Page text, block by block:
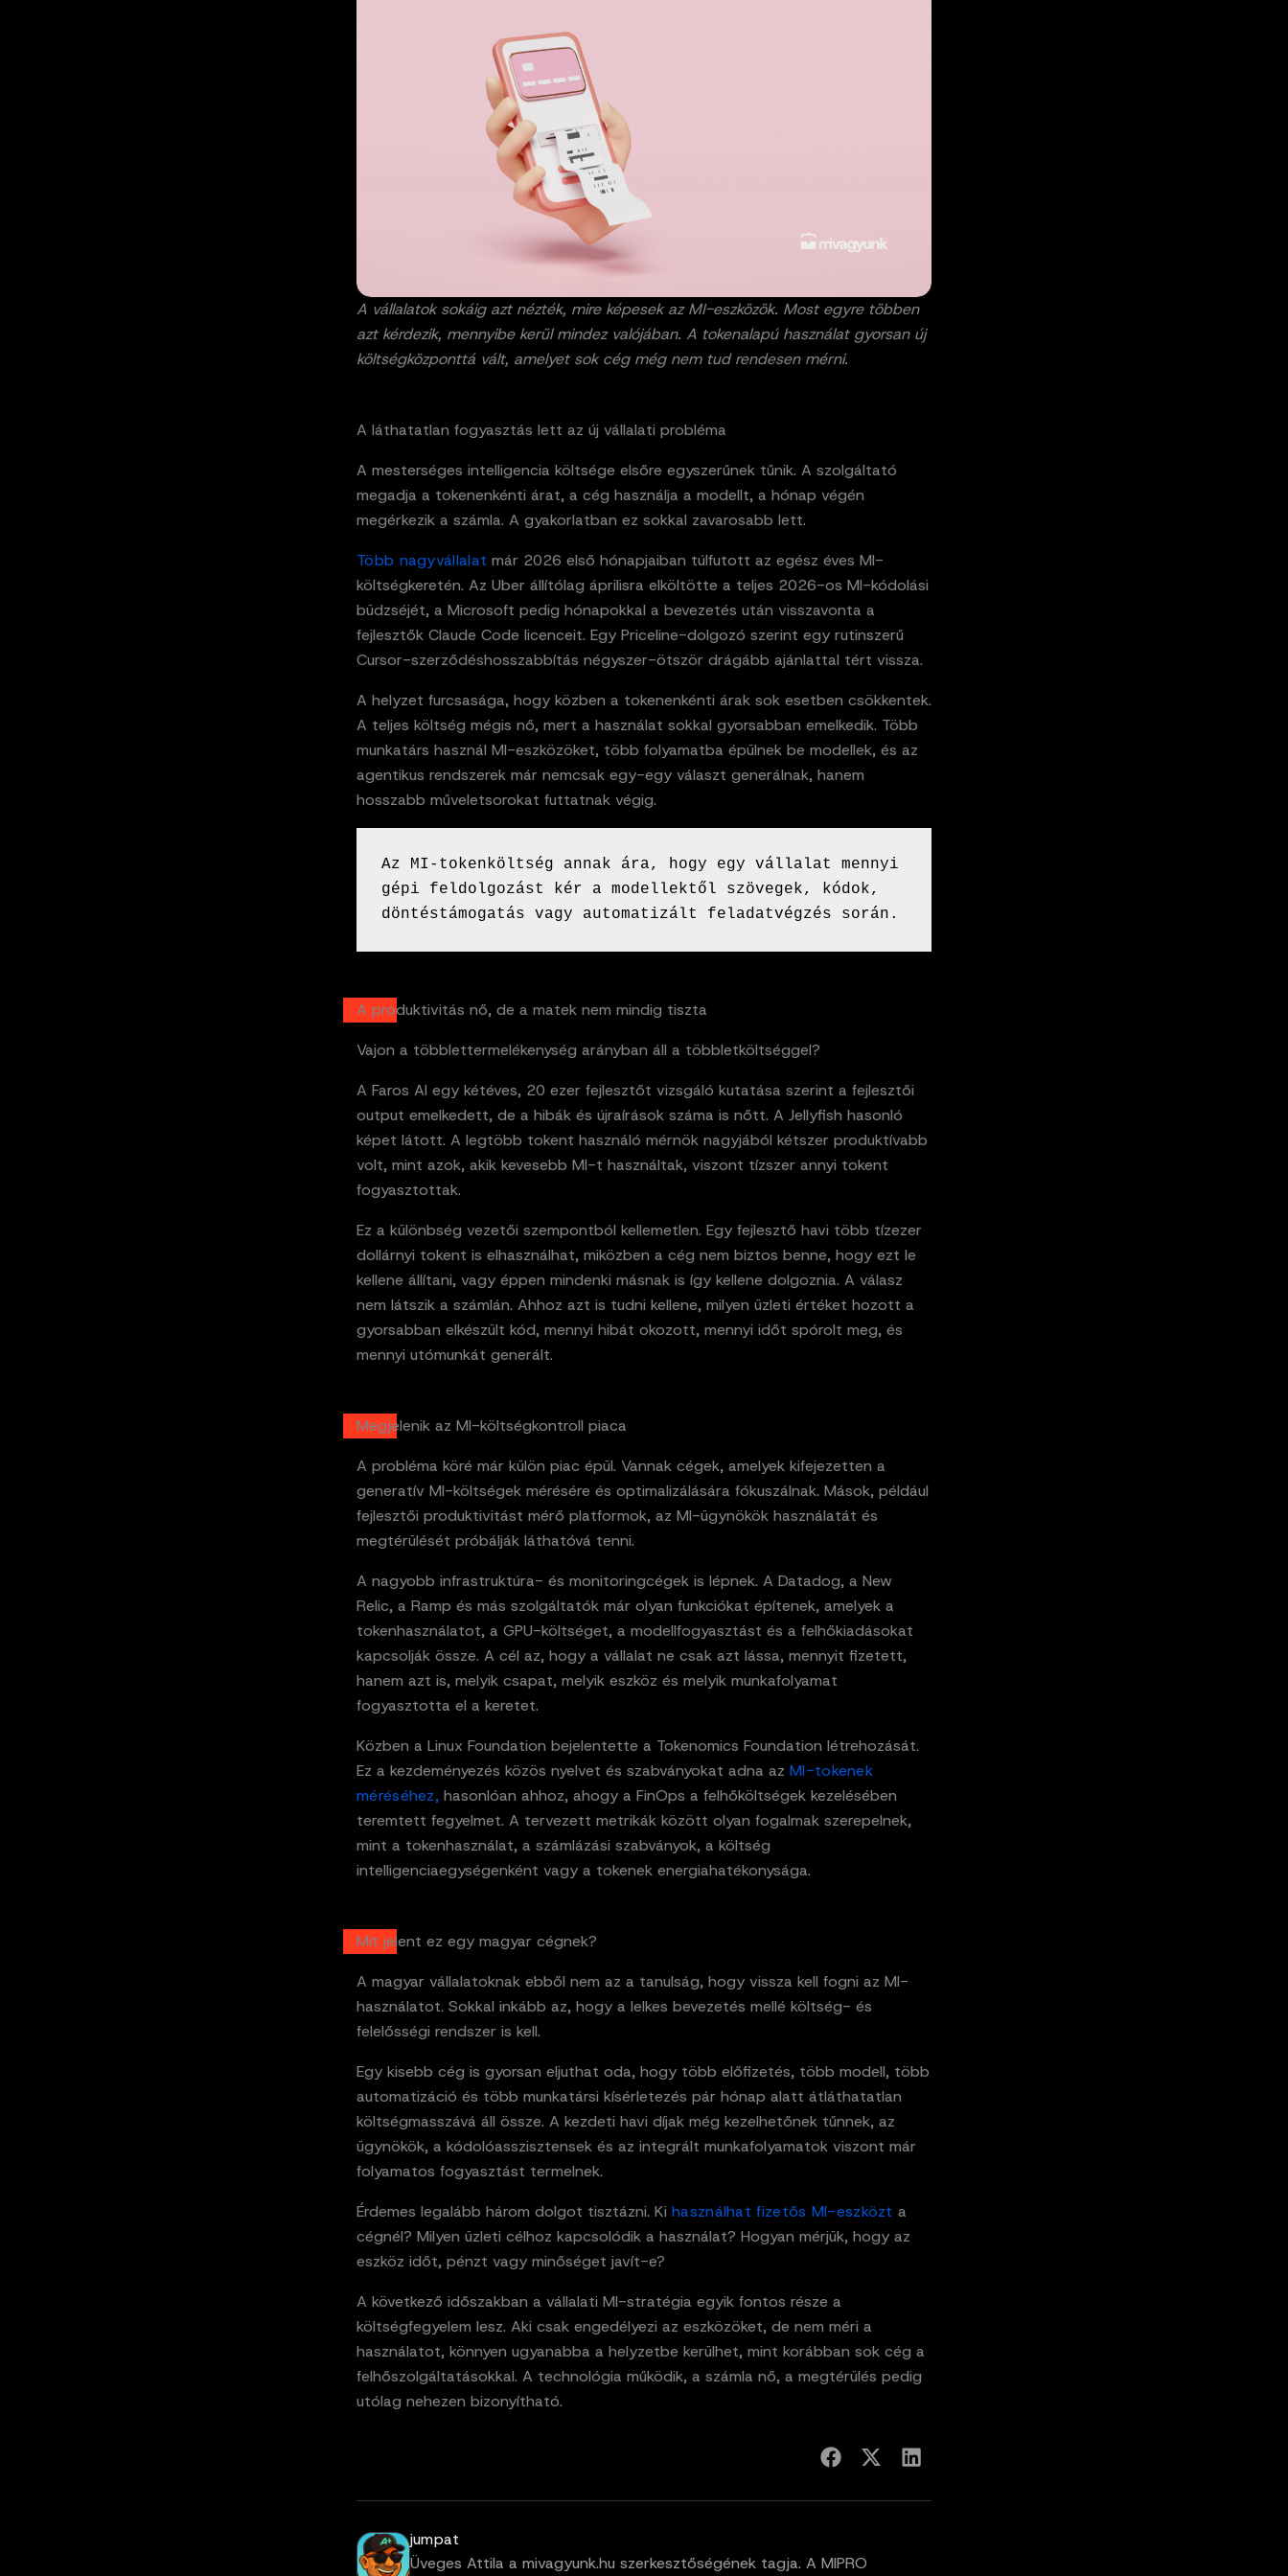
A vállalatok sokáig azt nézték, mire képesek az MI-eszközök. Most egyre többen
azt kérdezik, mennyibe kerül mindez valójában. A tokenalapú használat gyorsan új
költségközponttá vált, amelyet sok cég még nem tud rendesen mérni.
A láthatatlan fogyasztás lett az új vállalati probléma
A mesterséges intelligencia költsége elsőre egyszerűnek tűnik. A szolgáltató
megadja a tokenenkénti árat, a cég használja a modellt, a hónap végén
megérkezik a számla. A gyakorlatban ez sokkal zavarosabb lett.
Több nagyvállalat már 2026 első hónapjaiban túlfutott az egész éves MI-
költségkeretén. Az Uber állítólag áprilisra elköltötte a teljes 2026-os MI-kódolási
büdzséjét, a Microsoft pedig hónapokkal a bevezetés után visszavonta a
fejlesztők Claude Code licenceit. Egy Priceline-dolgozó szerint egy rutinszerű
Cursor-szerződéshosszabbítás négyszer-ötször drágább ajánlattal tért vissza.
A helyzet furcsasága, hogy közben a tokenenkénti árak sok esetben csökkentek.
A teljes költség mégis nő, mert a használat sokkal gyorsabban emelkedik. Több
munkatárs használ MI-eszközöket, több folyamatba épülnek be modellek, és az
agentikus rendszerek már nemcsak egy-egy választ generálnak, hanem
hosszabb műveletsorokat futtatnak végig.
Az MI-tokenköltség annak ára, hogy egy vállalat mennyi
gépi feldolgozást kér a modellektől szövegek, kódok,
döntéstámogatás vagy automatizált feladatvégzés során.
A produktivitás nő, de a matek nem mindig tiszta
Vajon a többlettermelékenység arányban áll a többletköltséggel?
A Faros AI egy kétéves, 20 ezer fejlesztőt vizsgáló kutatása szerint a fejlesztői
output emelkedett, de a hibák és újraírások száma is nőtt. A Jellyfish hasonló
képet látott. A legtöbb tokent használó mérnök nagyjából kétszer produktívabb
volt, mint azok, akik kevesebb MI-t használtak, viszont tízszer annyi tokent
fogyasztottak.
Ez a különbség vezetői szempontból kellemetlen. Egy fejlesztő havi több tízezer
dollárnyi tokent is elhasználhat, miközben a cég nem biztos benne, hogy ezt le
kellene állítani, vagy éppen mindenki másnak is így kellene dolgoznia. A válasz
nem látszik a számlán. Ahhoz azt is tudni kellene, milyen üzleti értéket hozott a
gyorsabban elkészült kód, mennyi hibát okozott, mennyi időt spórolt meg, és
mennyi utómunkát generált.
Megjelenik az MI-költségkontroll piaca
A probléma köré már külön piac épül. Vannak cégek, amelyek kifejezetten a
generatív MI-költségek mérésére és optimalizálására fókuszálnak. Mások, például
fejlesztői produktivitást mérő platformok, az MI-ügynökök használatát és
megtérülését próbálják láthatóvá tenni.
A nagyobb infrastruktúra- és monitoringcégek is lépnek. A Datadog, a New
Relic, a Ramp és más szolgáltatók már olyan funkciókat építenek, amelyek a
tokenhasználatot, a GPU-költséget, a modellfogyasztást és a felhőkiadásokat
kapcsolják össze. A cél az, hogy a vállalat ne csak azt lássa, mennyit fizetett,
hanem azt is, melyik csapat, melyik eszköz és melyik munkafolyamat
fogyasztotta el a keretet.
Közben a Linux Foundation bejelentette a Tokenomics Foundation létrehozását.
Ez a kezdeményezés közös nyelvet és szabványokat adna az MI-tokenek
méréséhez, hasonlóan ahhoz, ahogy a FinOps a felhőköltségek kezelésében
teremtett fegyelmet. A tervezett metrikák között olyan fogalmak szerepelnek,
mint a tokenhasználat, a számlázási szabványok, a költség
intelligenciaegységenként vagy a tokenek energiahatékonysága.
Mit jelent ez egy magyar cégnek?
A magyar vállalatoknak ebből nem az a tanulság, hogy vissza kell fogni az MI-
használatot. Sokkal inkább az, hogy a lelkes bevezetés mellé költség- és
felelősségi rendszer is kell.
Egy kisebb cég is gyorsan eljuthat oda, hogy több előfizetés, több modell, több
automatizáció és több munkatársi kísérletezés pár hónap alatt átláthatatlan
költségmasszává áll össze. A kezdeti havi díjak még kezelhetőnek tűnnek, az
ügynökök, a kódolóasszisztensek és az integrált munkafolyamatok viszont már
folyamatos fogyasztást termelnek.
Érdemes legalább három dolgot tisztázni. Ki használhat fizetős MI-eszközt a
cégnél? Milyen üzleti célhoz kapcsolódik a használat? Hogyan mérjük, hogy az
eszköz időt, pénzt vagy minőséget javít-e?
A következő időszakban a vállalati MI-stratégia egyik fontos része a
költségfegyelem lesz. Aki csak engedélyezi az eszközöket, de nem méri a
használatot, könnyen ugyanabba a helyzetbe kerülhet, mint korábban sok cég a
felhőszolgáltatásokkal. A technológia működik, a számla nő, a megtérülés pedig
utólag nehezen bizonyítható.
jumpat
Üveges Attila a mivagyunk.hu szerkesztőségének tagja. A MIPRO